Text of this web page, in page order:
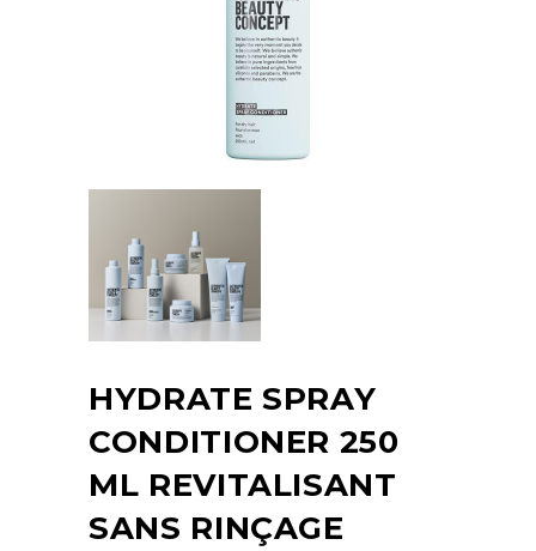
HYDRATE SPRAY
CONDITIONER 250
ML REVITALISANT
SANS RINÇAGE